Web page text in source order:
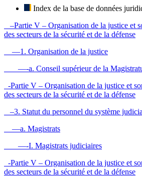
Index de la base de données
–Partie V – Organisation de la justice et
des secteurs de la sécurité et de la défense
—1. Organisation de la justice
—-a. Conseil supérieur de la
-Partie V – Organisation de la justice et
des secteurs de la sécurité et de la défense
–3. Statut du personnel du système
—a. Magistrats
—-I. Magistrats judiciaires
-Partie V – Organisation de la justice et
des secteurs de la sécurité et de la défense